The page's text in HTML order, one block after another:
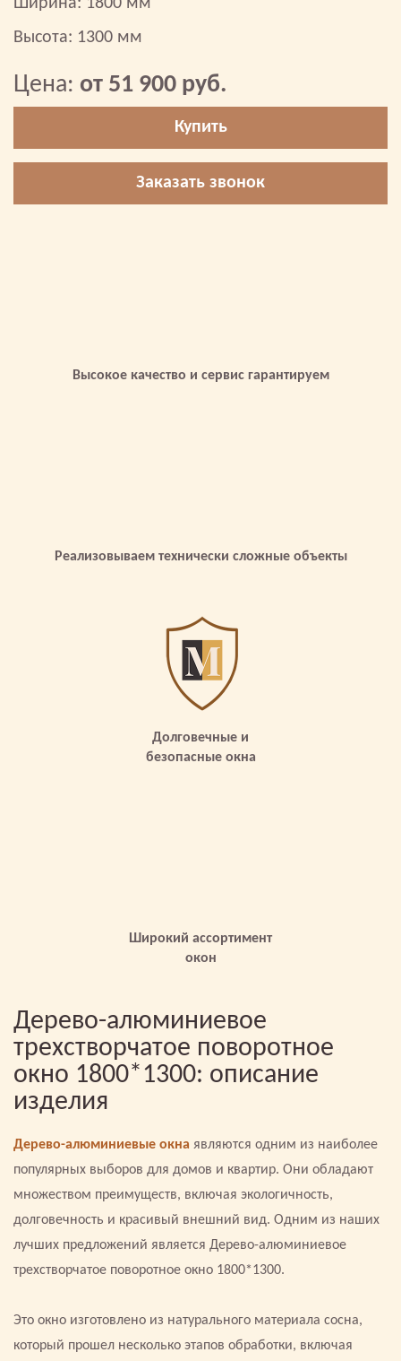
Ширина: 1800 мм
Высота: 1300 мм
Цена: от 51 900 руб.
Купить
Заказать звонок
Высокое качество и сервис гарантируем
Реализовываем технически сложные объекты
Долговечные и
безопасные окна
Широкий ассортимент
окон
Дерево-алюминиевое
трехстворчатое поворотное
окно 1800*1300: описание
изделия
Дерево-алюминиевые окна являются одним из наиболее
популярных выборов для домов и квартир. Они обладают
множеством преимуществ, включая экологичность,
долговечность и красивый внешний вид. Одним из наших
лучших предложений является Дерево-алюминиевое
трехстворчатое поворотное окно 1800*1300.
Это окно изготовлено из натурального материала сосна,
который прошел несколько этапов обработки, включая